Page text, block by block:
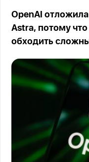
OpenAI
Astra, потому
обходить